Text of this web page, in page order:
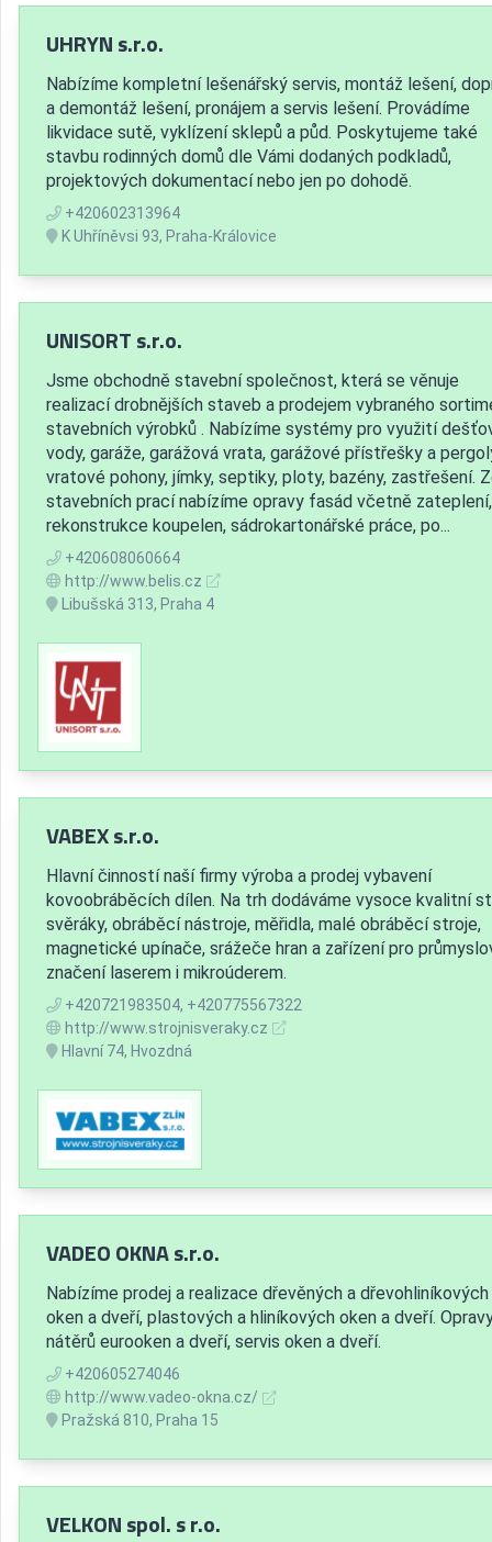
UHRYN s.r.o.
Nabízíme kompletní lešenářský servis, montáž lešení,
a demontáž lešení, pronájem a servis lešení. Provádíme
likvidace sutě, vyklízení sklepů a půd. Poskytujeme také
stavbu rodinných domů dle Vámi dodaných podkladů,
projektových dokumentací nebo jen po dohodě.
+420602313964
K Uhříněvsi 93, Praha-Královice
UNISORT s.r.o.
Jsme obchodně stavební společnost, která se věnuje
realizací drobnějších staveb a prodejem vybraného
stavebních výrobků . Nabízíme systémy pro využití
vody, garáže, garážová vrata, garážové přístřešky a
vratové pohony, jímky, septiky, ploty, bazény, zastřešení.
stavebních prací nabízíme opravy fasád včetně zateplení,
rekonstrukce koupelen, sádrokartonářské práce, po...
+420608060664
http://www.belis.cz
Libušská 313, Praha 4
VABEX s.r.o.
Hlavní činností naší firmy výroba a prodej vybavení
kovoobráběcích dílen. Na trh dodáváme vysoce kvalitní
svěráky, obráběcí nástroje, měřidla, malé obráběcí stroje,
magnetické upínače, srážeče hran a zařízení pro
značení laserem i mikroúderem.
+420721983504, +420775567322
http://www.strojnisveraky.cz
Hlavní 74, Hvozdná
VADEO OKNA s.r.o.
Nabízíme prodej a realizace dřevěných a dřevohliníkových
oken a dveří, plastových a hliníkových oken a dveří.
nátěrů eurooken a dveří, servis oken a dveří.
+420605274046
http://www.vadeo-okna.cz/
Pražská 810, Praha 15
VELKON spol. s r.o.